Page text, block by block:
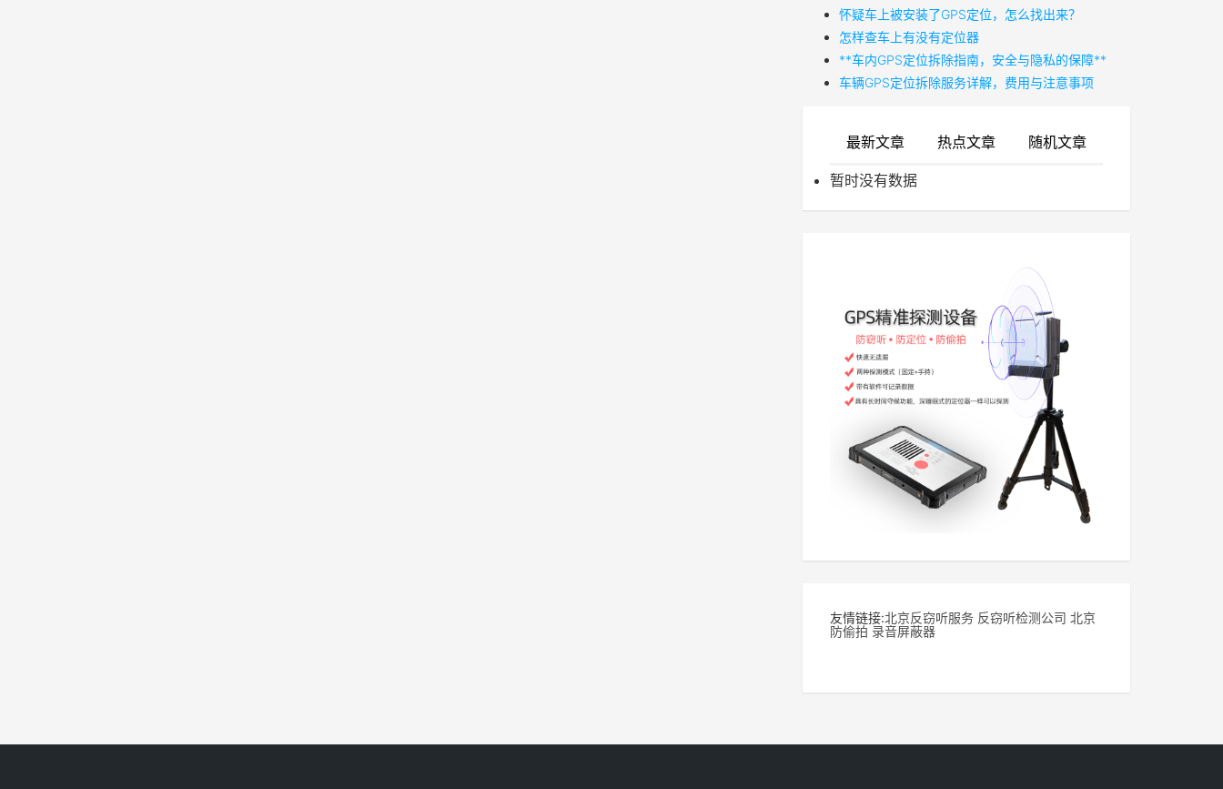
怀疑车上被安装了GPS定位，怎么找出来？
怎样查车上有没有定位器
**车内GPS定位拆除指南，安全与隐私的保障**
车辆GPS定位拆除服务详解，费用与注意事项
最新文章 热点文章 随机文章
暂时没有数据
友情链接:北京反窃听服务 反窃听检测公司 北京
防偷拍 录音屏蔽器